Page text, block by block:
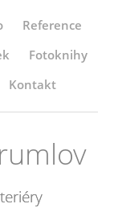
Reference
Fotoknihy
Kontakt